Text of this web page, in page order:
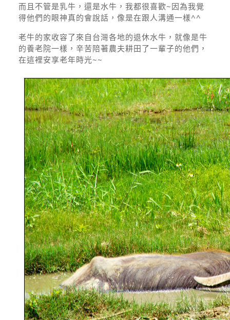
而且不管是乳牛，還是水牛，我都很喜歡~因為我覺
得他們的眼神真的會說話，像是在跟人溝通一樣^^
老牛的家收容了來自台灣各地的退休水牛，就像是牛
的養老院一樣，辛苦陪著農夫耕田了一輩子的他們，
在這裡安享老年時光~~